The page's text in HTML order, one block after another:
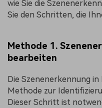
wie Sie die
Sie den Schritten, die
Methode 1.
bearbeiten
Die Szenenerkennung
Methode zur
Dieser Schritt ist